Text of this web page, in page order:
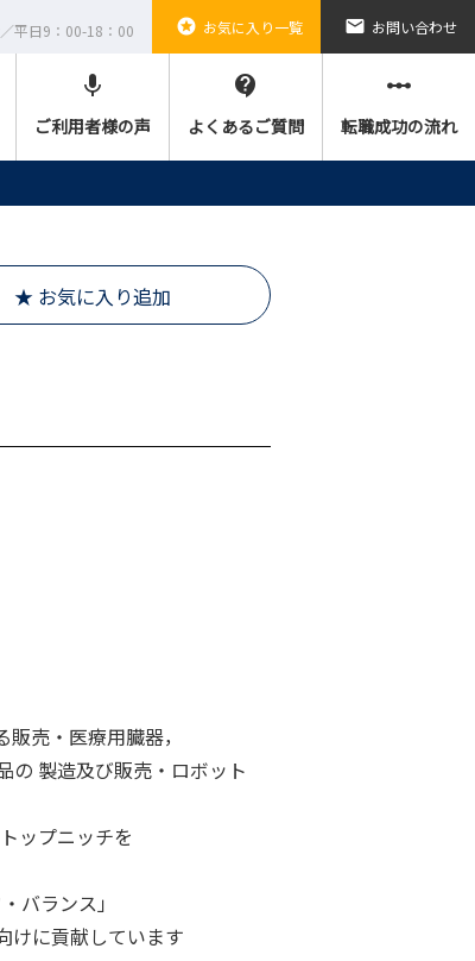
平日9：00-18：00 stars お気に入り一覧 email お問い合わせ
mic
ご利用者様の声
contact_support
よくあるご質問
linear_scale
転職成功の流れ
★ お気に入り追加
売・医療用臓器，
製造及び販売・ロボット
ップニッチを
バランス」
けに貢献しています